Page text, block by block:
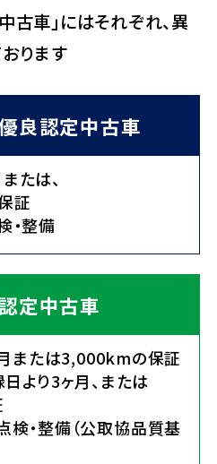
車」にはそれぞれ、異
ります
良認定中古車
たは、
証
・整備
定中古車
または3,000kmの保証
より3ヶ月、または
検・整備（公取協品質基